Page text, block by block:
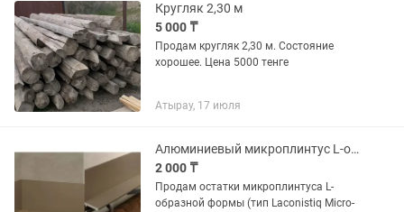
Кругляк 2,30 м
5 000 ₸
Продам кругляк 2,30 м. Состояние
хорошее. Цена 5000 тенге
Атырау, 17 июля
Алюминиевый микроплинтус L-образный (6шт.), цвет Шампань/Золото
2 000 ₸
Продам остатки микроплинтуса L-
образной формы (тип Laconistiq Micro-